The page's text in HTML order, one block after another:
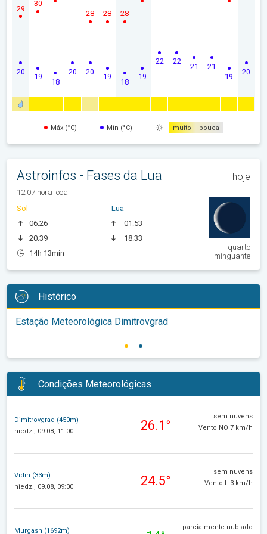
20
29
19
30
18
20 20
28
19
28
18
28
19
22 22
21 21
19
20
Máx (°C) Mín (°C) muito pouca
Astroinfos - Fases da Lua hoje
12:07 hora local
Sol
06:26
20:39
14h 13min
Lua
01:53
18:33
quarto
minguante
Histórico
Estação Meteorológica Dimitrovgrad
Condições Meteorológicas
Dimitrovgrad (450m)
niedz., 09.08, 11:00
26.1°
sem nuvens
Vento NO 7 km/h
Vidin (33m)
niedz., 09.08, 09:00
24.5°
sem nuvens
Vento L 3 km/h
Murgash (1692m) parcialmente nublado